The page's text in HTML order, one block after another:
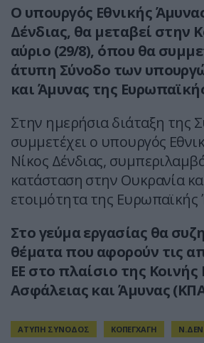
Ο υπουργός Εθνικής
Δένδιας, θα μεταβεί στην
αύριο (29/8), όπου θα
άτυπη Σύνοδο των
και Άμυνας της
Στην ημερήσια διάταξη της
συμμετέχει ο υπουργός
Νίκος Δένδιας,
κατάσταση στην Ουκρανία
ετοιμότητα της Ευρωπαϊκής
Στο γεύμα εργασίας θα
θέματα που αφορούν τις
ΕΕ στο πλαίσιο της Κοινής
Ασφάλειας και Άμυνας
ΑΤΥΠΗ ΣΥΝΟΔΟΣ ΚΟΠΕΓΧΑΓΗ